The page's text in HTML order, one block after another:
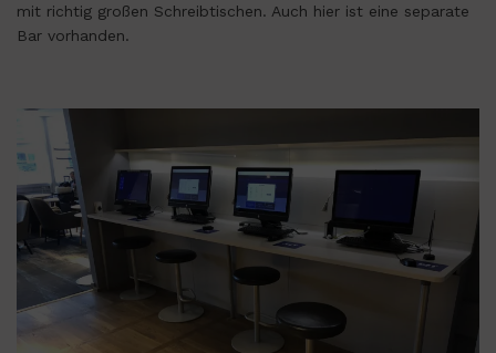
mit richtig großen Schreibtischen. Auch hier ist eine separate
Bar vorhanden.